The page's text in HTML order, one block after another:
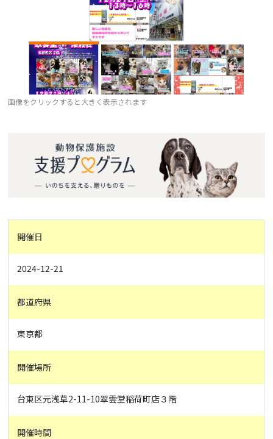
画像をクリックすると大きく表示されます
開催日
2024-12-21
都道府県
東京都
開催場所
台東区元浅草2-11-10翠雲堂稲荷町店３階
開催時間